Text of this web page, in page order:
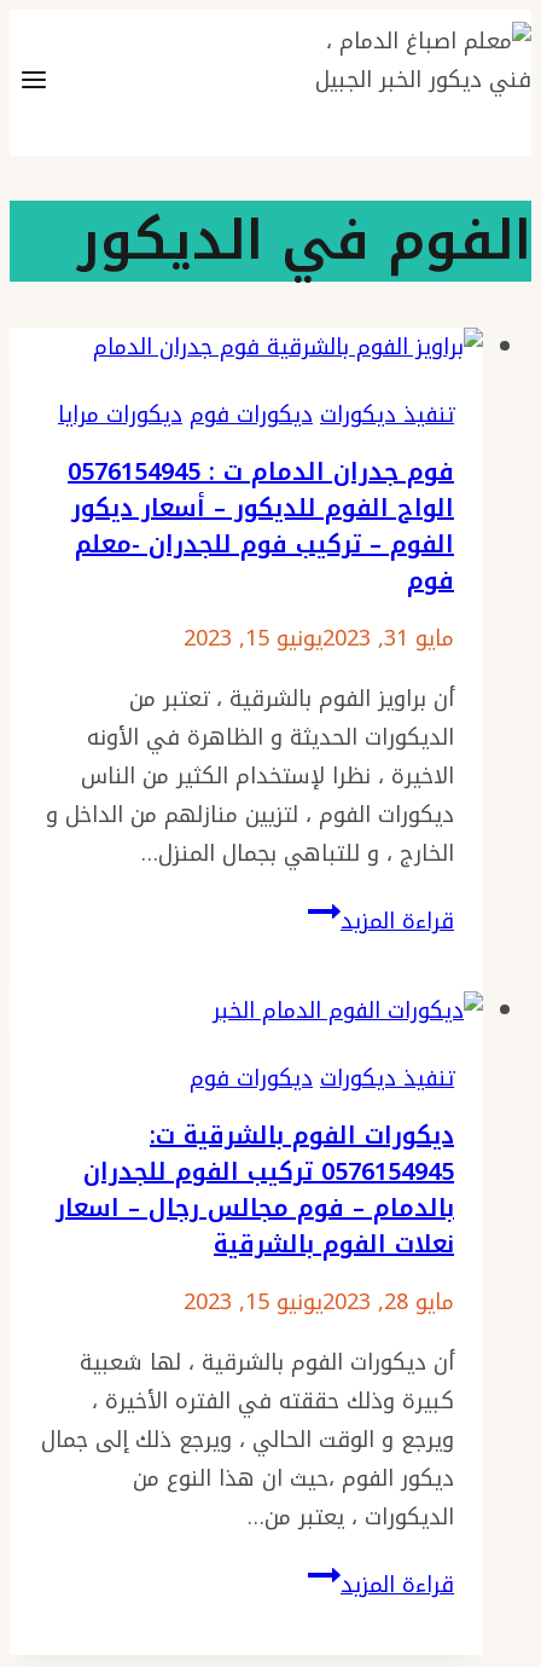
التجاوز
إلى
المحتوى
الفوم في الديكور
تنفيذ ديكوراتديكورات فوم ديكورات مرايا
فوم جدران الدمام ت : 0576154945
الواح الفوم للديكور – أسعار ديكور
الفوم – تركيب فوم للجدران -معلم
فوم
مايو 31, 2023
يونيو 15, 2023
أن براويز الفوم بالشرقية ، تعتبر من
الديكورات الحديثة و الظاهرة في الأونه
الاخيرة ، نظرا لإستخدام الكثير من الناس
ديكورات الفوم ، لتزيين منازلهم من الداخل و
الخارج ، و للتباهي بجمال المنزل…
قراءة المزيدفوم
الدمام
ت
:
0576154945
الواح
الفوم
للديكور
–
أسعار
الفوم
–
تركيب
فوم
للجدران
-معلم
فوم
تنفيذ ديكوراتديكورات فوم
ديكورات الفوم بالشرقية ت:
0576154945 تركيب الفوم للجدران
بالدمام – فوم مجالس رجال – اسعار
نعلات الفوم بالشرقية
مايو 28, 2023
يونيو 15, 2023
أن ديكورات الفوم بالشرقية ، لها شعبية
كبيرة وذلك حققته في الفتره الأخيرة ،
ويرجع و الوقت الحالي ، ويرجع ذلك إلى جمال
ديكور الفوم ،حيث ان هذا النوع من
الديكورات ، يعتبر من…
قراءة المزيدديكورات